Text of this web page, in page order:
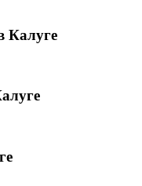
Калуге